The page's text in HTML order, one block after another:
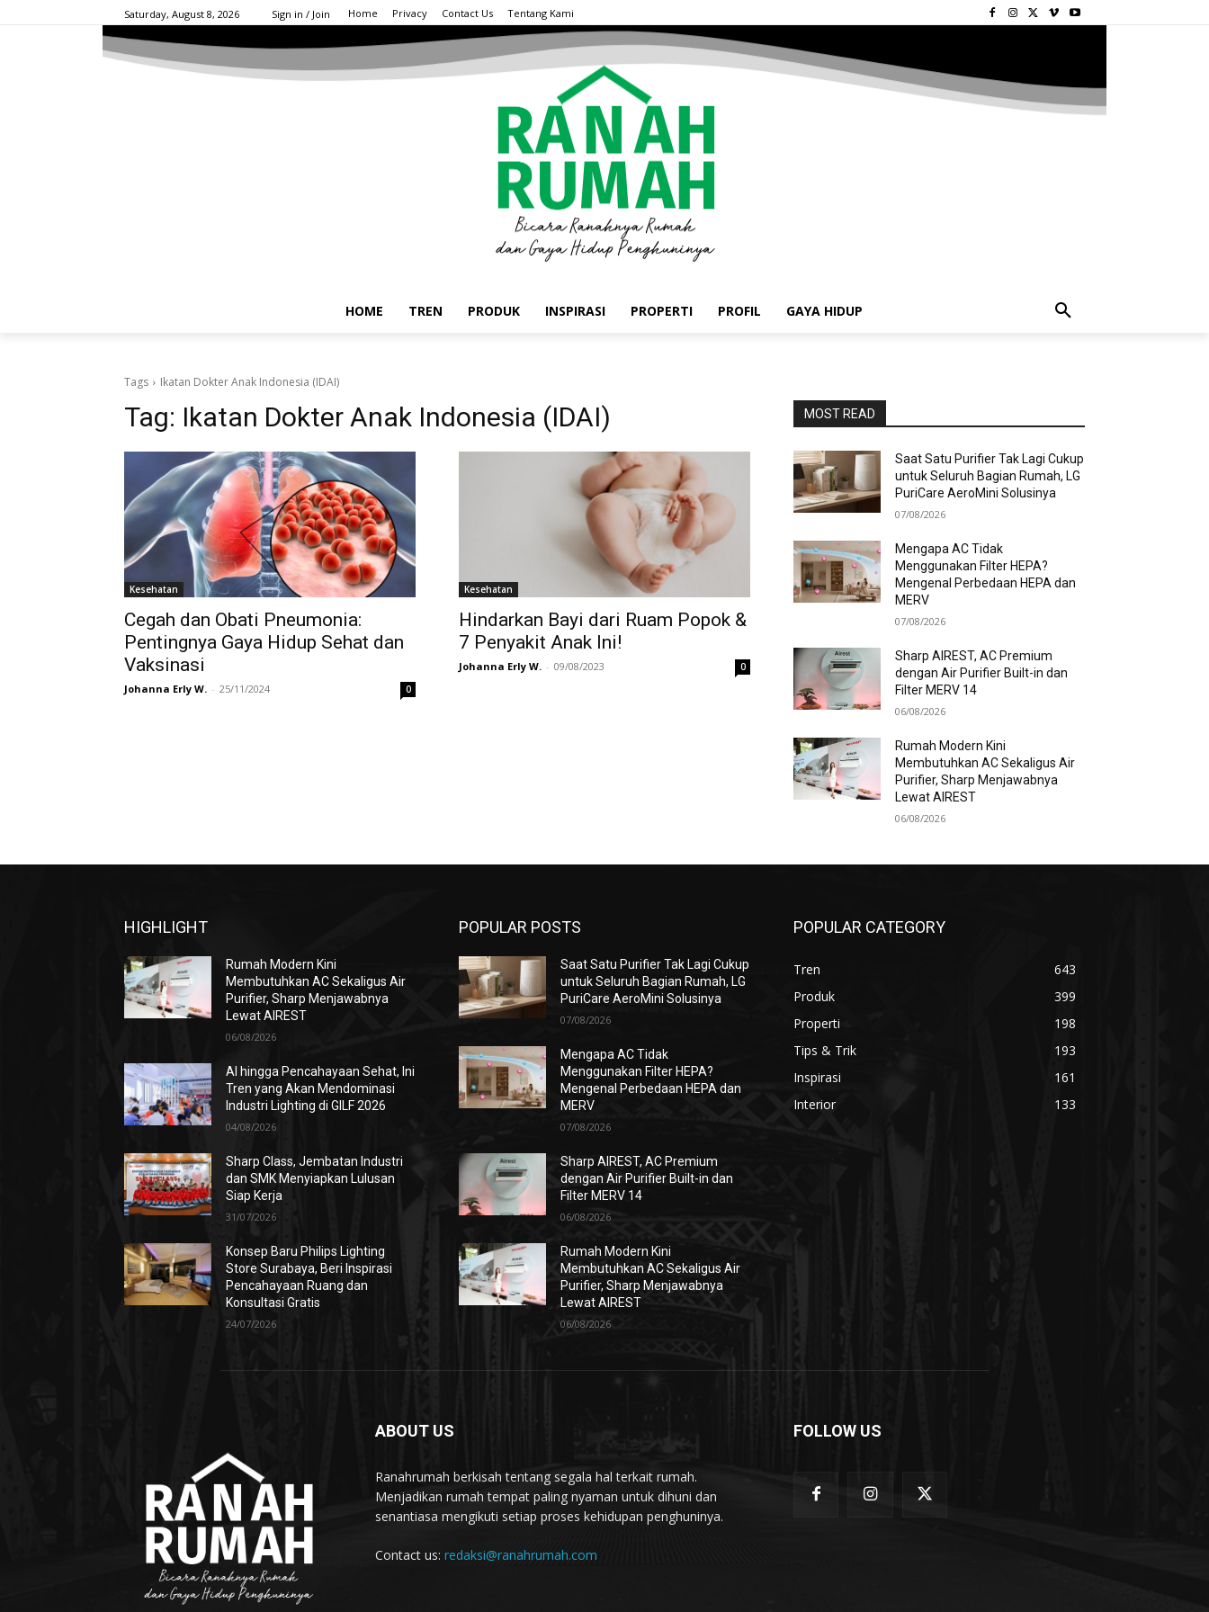
Saturday, August 8, 2026 Sign in / Join Home Privacy Contact Us Tentang Kami
HOME TREN PRODUK INSPIRASI PROPERTI PROFIL GAYA HIDUP
Tags Ikatan Dokter Anak Indonesia (IDAI)
Tag: Ikatan Dokter Anak Indonesia (IDAI)
Kesehatan
Cegah dan Obati Pneumonia:
Pentingnya Gaya Hidup Sehat dan
Vaksinasi
Johanna Erly W. - 25/11/2024 0
Kesehatan
Hindarkan Bayi dari Ruam Popok &
7 Penyakit Anak Ini!
Johanna Erly W. - 09/08/2023 0
MOST READ
Saat Satu Purifier Tak Lagi Cukup
untuk Seluruh Bagian Rumah, LG
PuriCare AeroMini Solusinya
07/08/2026
Mengapa AC Tidak
Menggunakan Filter HEPA?
Mengenal Perbedaan HEPA dan
MERV
07/08/2026
Sharp AIREST, AC Premium
dengan Air Purifier Built-in dan
Filter MERV 14
06/08/2026
Rumah Modern Kini
Membutuhkan AC Sekaligus Air
Purifier, Sharp Menjawabnya
Lewat AIREST
06/08/2026
HIGHLIGHT
Rumah Modern Kini
Membutuhkan AC Sekaligus Air
Purifier, Sharp Menjawabnya
Lewat AIREST
06/08/2026
AI hingga Pencahayaan Sehat, Ini
Tren yang Akan Mendominasi
Industri Lighting di GILF 2026
04/08/2026
Sharp Class, Jembatan Industri
dan SMK Menyiapkan Lulusan
Siap Kerja
31/07/2026
Konsep Baru Philips Lighting
Store Surabaya, Beri Inspirasi
Pencahayaan Ruang dan
Konsultasi Gratis
24/07/2026
POPULAR POSTS
Saat Satu Purifier Tak Lagi Cukup
untuk Seluruh Bagian Rumah, LG
PuriCare AeroMini Solusinya
07/08/2026
Mengapa AC Tidak
Menggunakan Filter HEPA?
Mengenal Perbedaan HEPA dan
MERV
07/08/2026
Sharp AIREST, AC Premium
dengan Air Purifier Built-in dan
Filter MERV 14
06/08/2026
Rumah Modern Kini
Membutuhkan AC Sekaligus Air
Purifier, Sharp Menjawabnya
Lewat AIREST
06/08/2026
POPULAR CATEGORY
Tren
643
Produk
399
Properti
198
Tips & Trik
193
Inspirasi
161
Interior
133
ABOUT US
Ranahrumah berkisah tentang segala hal terkait rumah.
Menjadikan rumah tempat paling nyaman untuk dihuni dan
senantiasa mengikuti setiap proses kehidupan penghuninya.
Contact us: redaksi@ranahrumah.com
FOLLOW US